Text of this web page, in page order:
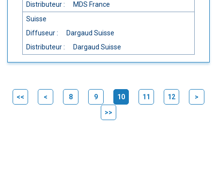
Distributeur :
MDS France
Suisse
Diffuseur :
Dargaud Suisse
Distributeur :
Dargaud Suisse
<< < 8 9 10(current)
11 12
>
>>